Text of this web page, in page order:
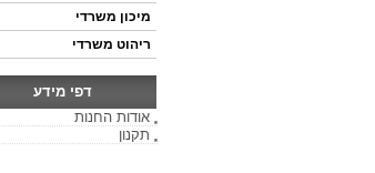
מיכון משרדי
ריהוט משרדי
דפי מידע
אודות החנות
תקנון